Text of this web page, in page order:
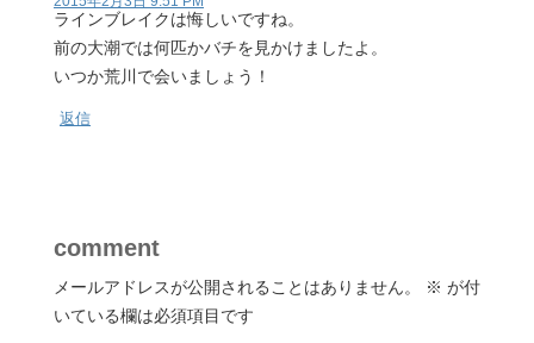
ラインブレイクは悔しいですね。
前の大潮では何匹かバチを見かけましたよ。
いつか荒川で会いましょう！
返信
comment
メールアドレスが公開されることはありません。 ※ が付
いている欄は必須項目です